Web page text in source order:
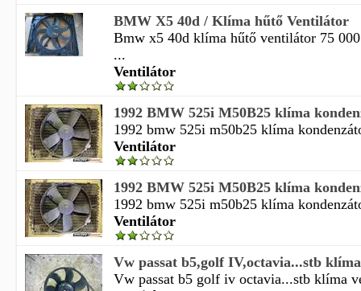
BMW X5 40d / Klíma hűtő Ventilátor
Bmw x5 40d klíma hűtő ventilátor 75
...
Ventilátor
1992 BMW 525i M50B25 klíma
1992 bmw 525i m50b25 klíma
Ventilátor
1992 BMW 525i M50B25 klíma
1992 bmw 525i m50b25 klíma
Ventilátor
Vw passat b5,golf IV,octavia...stb
Vw passat b5 golf iv octavia...stb klíma